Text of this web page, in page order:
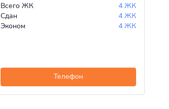
Всего ЖК
4 ЖК
Сдан
4 ЖК
Эконом
4 ЖК
Телефон